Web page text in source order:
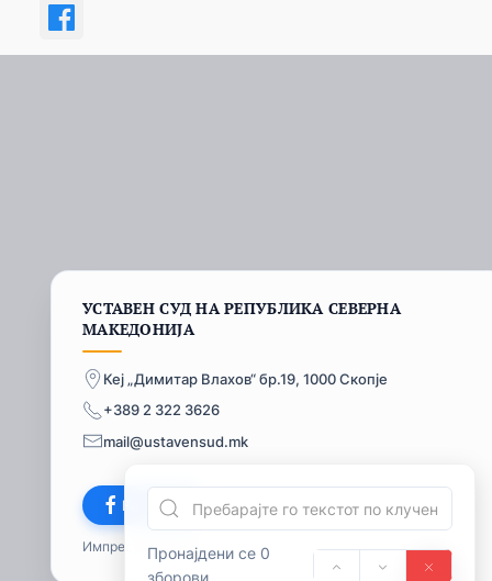
Пронајдени се 0
зборови
УСТАВЕН СУД НА РЕПУБЛИКА СЕВЕРНА
МАКЕДОНИЈА
Кеј „Димитар Влахов“ бр.19, 1000 Скопје
+389 2 322 3626
mail@ustavensud.mk
Facebook
Импресум© 2026